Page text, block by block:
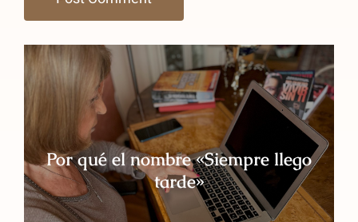
Por qué el nombre «Siempre llego
tarde»